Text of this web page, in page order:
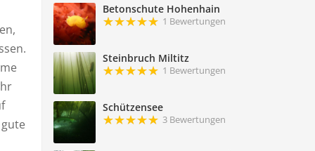
Betonschute Hohenhain
1 Bewertungen
Steinbruch Miltitz
1 Bewertungen
Schützensee
3 Bewertungen